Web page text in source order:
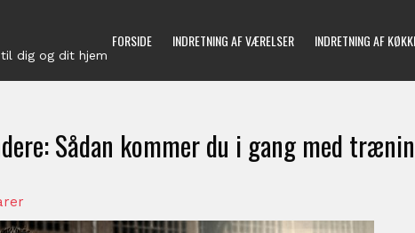
dig og dit hjem
FORSIDE INDRETNING AF VÆRELSER INDRETNING AF
Sådan kommer du i gang med